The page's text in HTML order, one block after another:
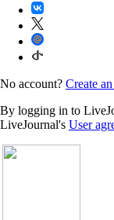
No account? Create
By logging in to
LiveJournal's User